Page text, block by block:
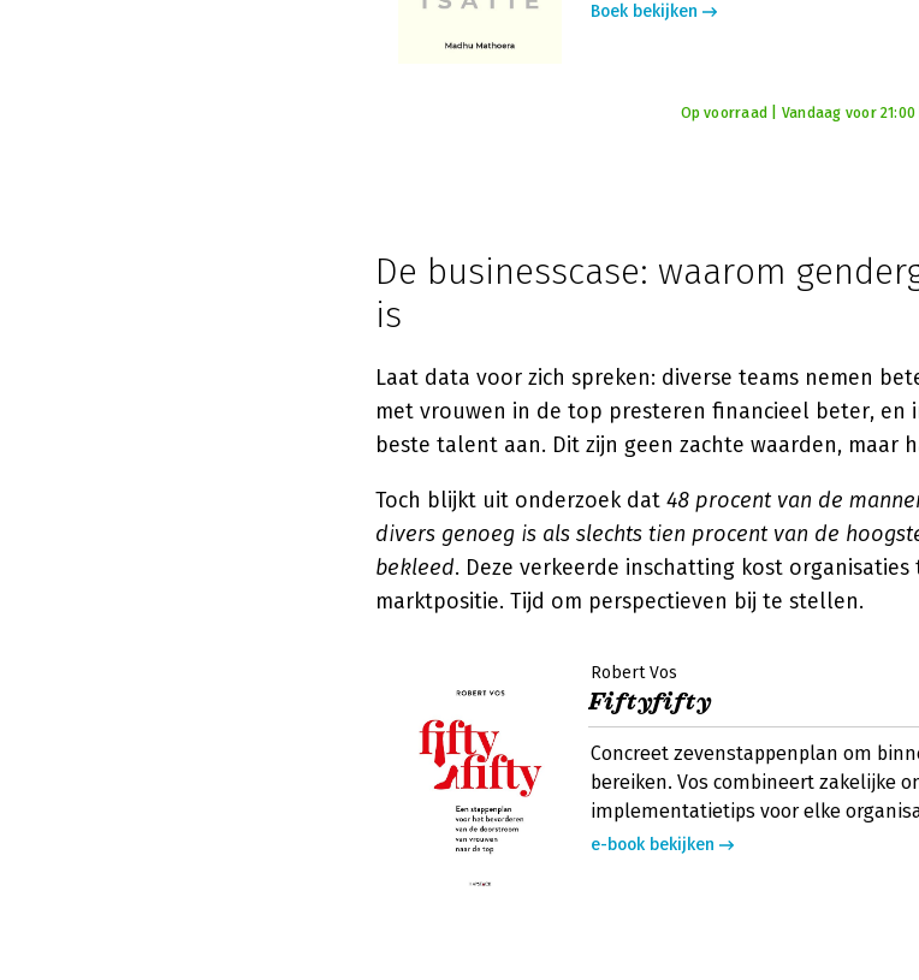
Boek bekijken
Op voorraad | Vandaag voor
De businesscase: waarom
is
Laat data voor zich spreken: diverse teams nemen
met vrouwen in de top presteren financieel beter,
beste talent aan. Dit zijn geen zachte waarden, maar
Toch blijkt uit onderzoek dat 48 procent van de
divers genoeg is als slechts tien procent van de
bekleed. Deze verkeerde inschatting kost
marktpositie. Tijd om perspectieven bij te stellen.
Robert Vos
Fiftyfifty
Concreet zevenstappenplan om
bereiken. Vos combineert zakelijke
implementatietips voor elke
e-book bekijken